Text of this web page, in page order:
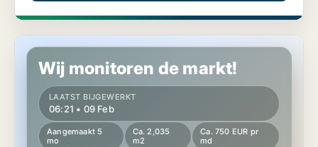
Productie in Rotterdam
Wij monitoren de markt!
LAATST BIJGEWERKT
06:21 • 09 Feb
Aangemaakt 5
mo
Ca. 2,035
m2
Ca. 750 EUR pr
md